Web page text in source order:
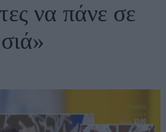
να πάνε σε